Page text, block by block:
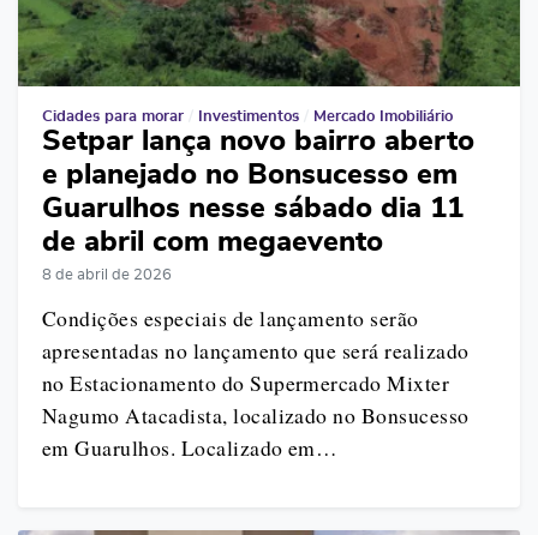
Cidades para morar Investimentos Mercado Imobiliário
Setpar lança novo bairro aberto
e planejado no Bonsucesso em
Guarulhos nesse sábado dia 11
de abril com megaevento
8 de abril de 2026
Condições especiais de lançamento serão
apresentadas no lançamento que será realizado
no Estacionamento do Supermercado Mixter
Nagumo Atacadista, localizado no Bonsucesso
em Guarulhos. Localizado em…